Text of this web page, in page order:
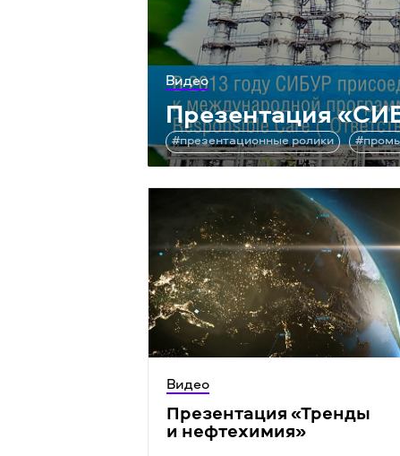
Видео
Презентация«
#презентационные ролики
Видео
Презентация «Тренды
и нефтехимия»